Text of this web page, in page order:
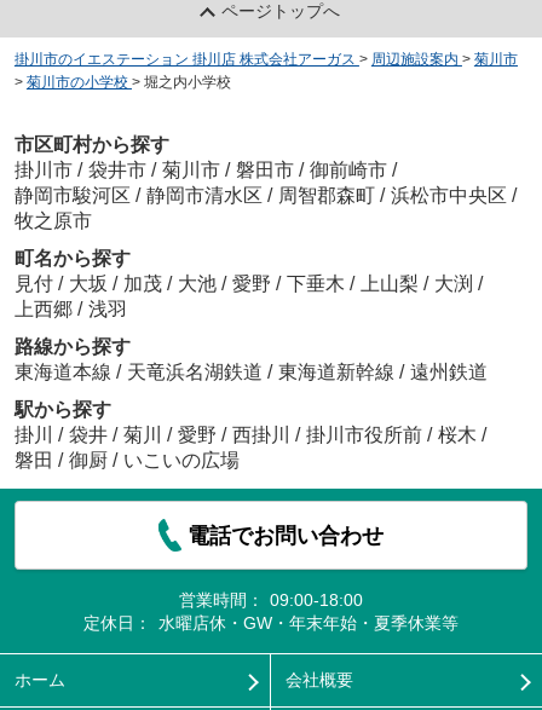
ページトップへ
掛川市のイエステーション 掛川店 株式会社アーガス > 周辺施設案内 > 菊川市
> 菊川市の小学校 > 堀之内小学校
市区町村から探す
掛川市 / 袋井市 / 菊川市 / 磐田市 / 御前崎市 /
静岡市駿河区 / 静岡市清水区 / 周智郡森町 / 浜松市中央区 /
牧之原市
町名から探す
見付 / 大坂 / 加茂 / 大池 / 愛野 / 下垂木 / 上山梨 / 大渕 /
上西郷 / 浅羽
路線から探す
東海道本線 / 天竜浜名湖鉄道 / 東海道新幹線 / 遠州鉄道
駅から探す
掛川
/ 袋井 / 菊川 / 愛野 / 西掛川 / 掛川市役所前 / 桜木 /
磐田 / 御厨 / いこいの広場
電話でお問い合わせ
営業時間：
09:00-18:00
定休日：
水曜店休・GW・年末年始・夏季休業等
ホーム 会社概要